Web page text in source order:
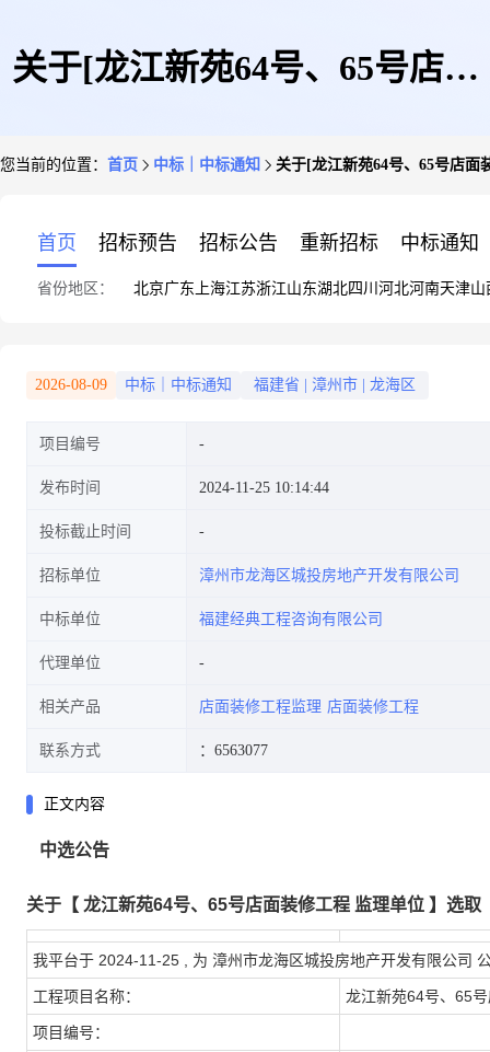
关于[龙江新苑64号、65号店面
您当前的位置： 首页 中标｜中标通知 关于[龙江新苑64号、65号店
首页 招标预告 招标公告 重新招标 中标通知
省份地区： 北京广东 上海江苏浙江山东湖北四川 河北河南天津山
2026-08-09 中标｜中标通知 福建省 漳州市 龙海区
项目编号
发布时间 2024-11-25 10:14:44
投标截止时间
招标单位 漳州市龙海区城投房地产开发有限公司
中标单位 福建经典工程咨询有限公司
代理单位
相关产品 店面装修工程监理 店面装修工程
联系方式 ：6563077
正文内容
中选公告
关于【 龙江新苑64号、65号店面装修工程 监理单位 】选取
我平台于 2024-11-25 , 为 漳州市龙海区城投房地产开发有限公司
工程项目名称： 龙江新苑64号、65
项目编号：